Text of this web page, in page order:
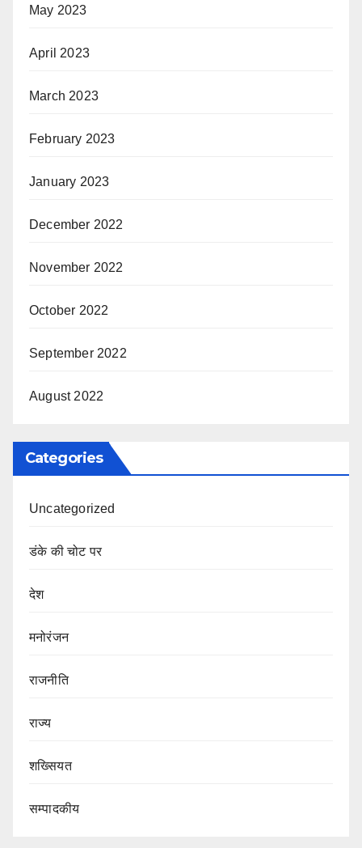
May 2023
April 2023
March 2023
February 2023
January 2023
December 2022
November 2022
October 2022
September 2022
August 2022
Categories
Uncategorized
डंके की चोट पर
देश
मनोरंजन
राजनीति
राज्य
शख्सियत
सम्पादकीय